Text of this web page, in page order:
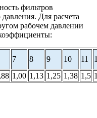
фильтров
Для расчета
рабочем давлении
7 8 9 10 11
1,00 1,13 1,25 1,38 1,5